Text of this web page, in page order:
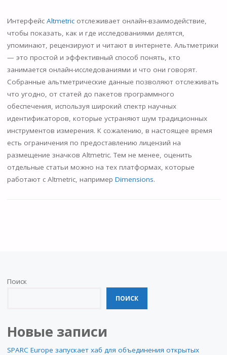
Интерфейс Altmetric отслеживает онлайн-взаимодействие,
чтобы показать, как и где исследованиями делятся,
упоминают, рецензируют и читают в интернете. Альтметрики
— это простой и эффективный способ понять, кто
занимается онлайн-исследованиями и что они говорят.
Собранные альтметрические данные позволяют отслеживать
что угодно, от статей до пакетов программного
обеспечения, используя широкий спектр научных
идентификаторов, которые устраняют шум традиционных
инструментов измерения. К сожалению, в настоящее время
есть ограничения по предоставлению лицензий на
размещение значков Altmetric. Тем не менее, оценить
отдельные статьи можно на тех платформах, которые
работают с Altmetric, например Dimensions.
Поиск
ПОИСК
Новые записи
SPARC Europe запускает хаб для объединения открытых